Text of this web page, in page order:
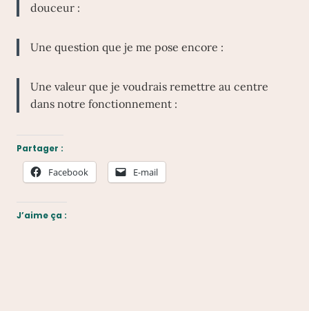
douceur :
Une question que je me pose encore :
Une valeur que je voudrais remettre au centre
dans notre fonctionnement :
Partager :
Facebook E-mail
J’aime ça :